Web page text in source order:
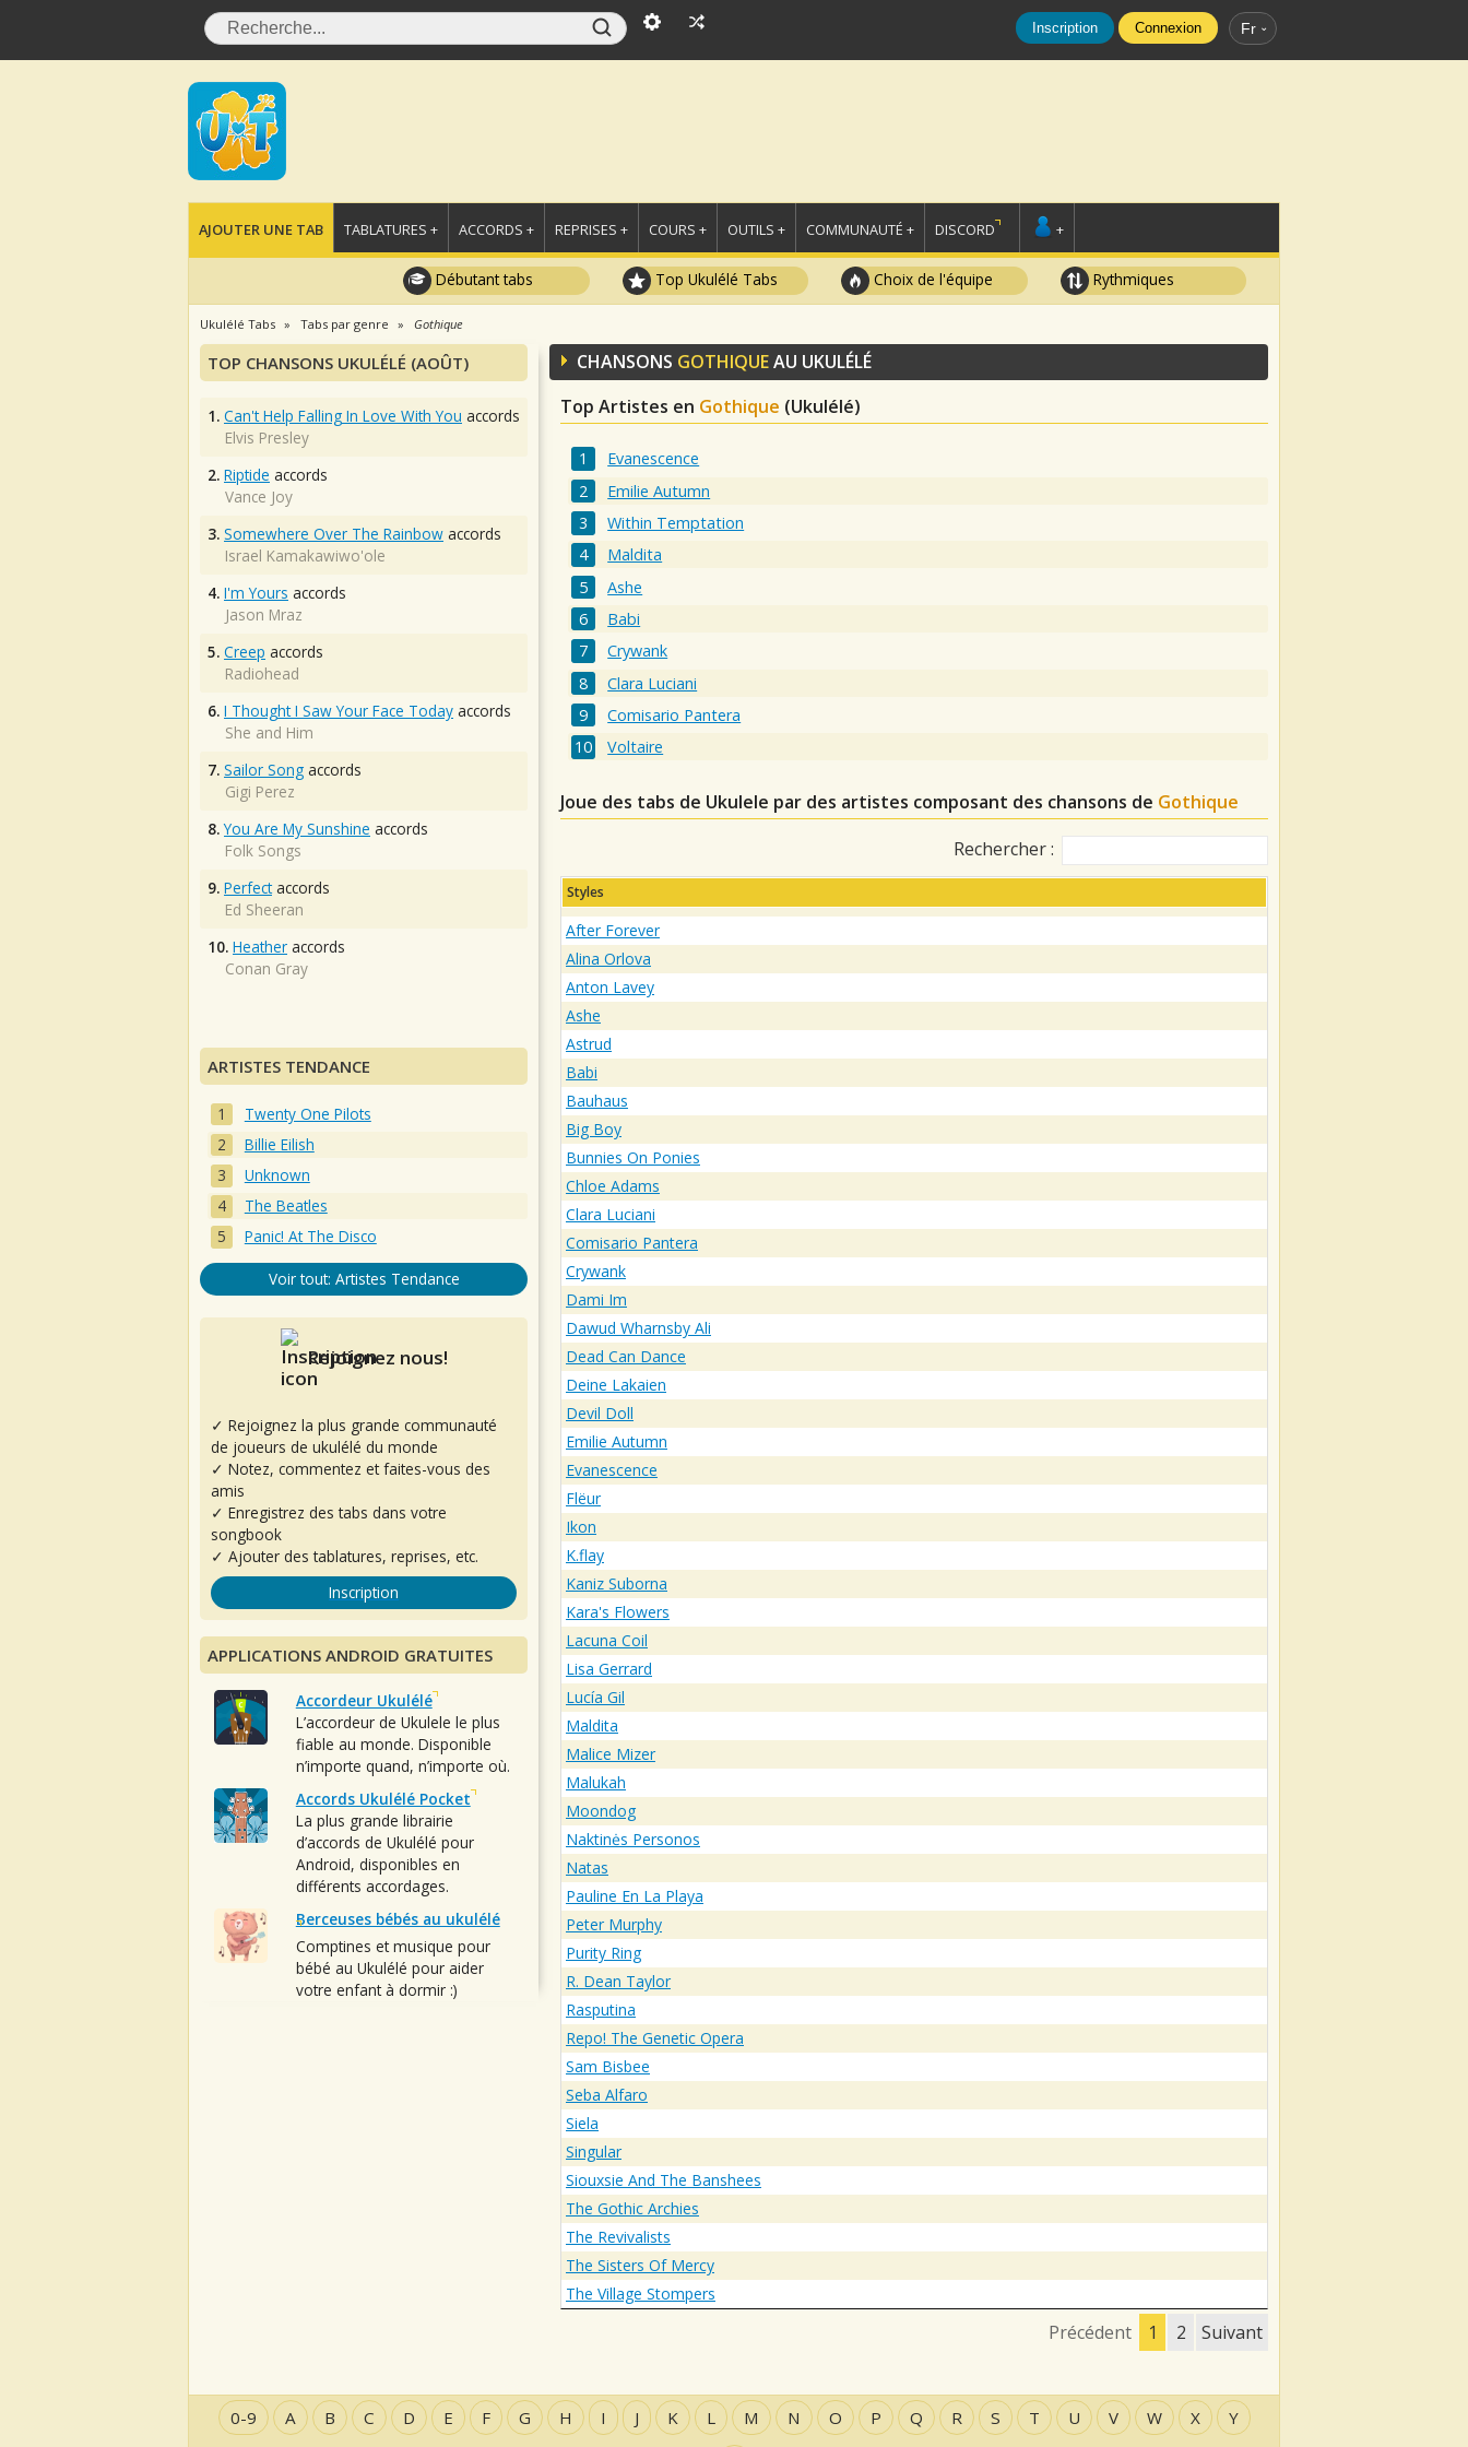
Inscription Connexion Fr
AJOUTER UNE TAB TABLATURES + ACCORDS + REPRISES + COURS + OUTILS + COMMUNAUTÉ + DISCORD +
Débutant tabs Top Ukulélé Tabs Choix de l'équipe Rythmiques
Ukulélé Tabs Tabs par genre Gothique
CHANSONS GOTHIQUEAU UKULÉLÉ
Top Artistes en Gothique (Ukulélé)
Evanescence
Emilie Autumn
Within Temptation
Maldita
Ashe
Babi
Crywank
Clara Luciani
Comisario Pantera
Voltaire
Joue des tabs de Ukulele par des artistes composant des chansons de Gothique
Rechercher :
Styles
After Forever
Alina Orlova
Anton Lavey
Ashe
Astrud
Babi
Bauhaus
Big Boy
Bunnies On Ponies
Chloe Adams
Clara Luciani
Comisario Pantera
Crywank
Dami Im
Dawud Wharnsby Ali
Dead Can Dance
Deine Lakaien
Devil Doll
Emilie Autumn
Evanescence
Flëur
Ikon
K.flay
Kaniz Suborna
Kara's Flowers
Lacuna Coil
Lisa Gerrard
Lucía Gil
Maldita
Malice Mizer
Malukah
Moondog
Naktinės Personos
Natas
Pauline En La Playa
Peter Murphy
Purity Ring
R. Dean Taylor
Rasputina
Repo! The Genetic Opera
Sam Bisbee
Seba Alfaro
Siela
Singular
Siouxsie And The Banshees
The Gothic Archies
The Revivalists
The Sisters Of Mercy
The Village Stompers
Précédent 1 2 Suivant
TOP CHANSONS UKULÉLÉ (AOÛT)
1. Can't Help Falling In Love With You accords
Elvis Presley
2. Riptide accords
Vance Joy
3. Somewhere Over The Rainbow accords
Israel Kamakawiwo'ole
4. I'm Yours accords
Jason Mraz
5. Creep accords
Radiohead
6. I Thought I Saw Your Face Today accords
She and Him
7. Sailor Song accords
Gigi Perez
8. You Are My Sunshine accords
Folk Songs
9. Perfectaccords
Ed Sheeran
10. Heather accords
Conan Gray
ARTISTES TENDANCE
Twenty One Pilots
Billie Eilish
Unknown
The Beatles
Panic! At The Disco
Voir tout: Artistes Tendance
Rejoignez nous!
✓ Rejoignez la plus grande communauté
de joueurs de ukulélé du monde
✓ Notez, commentez et faites-vous des
amis
✓ Enregistrez des tabs dans votre
songbook
✓ Ajouter des tablatures, reprises, etc.
Inscription
APPLICATIONS ANDROID GRATUITES
Accordeur Ukulélé
L’accordeur de Ukulele le plus
fiable au monde. Disponible
n’importe quand, n’importe où.
Accords Ukulélé Pocket
La plus grande librairie
d’accords de Ukulélé pour
Android, disponibles en
différents accordages.
Berceuses bébés au ukulélé
Comptines et musique pour
bébé au Ukulélé pour aider
votre enfant à dormir :)
0-9 A B C D E F G H I J K L M N O P Q R S T U V W X Y